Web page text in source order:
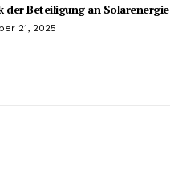
der Beteiligung an Solarenergie
21, 2025